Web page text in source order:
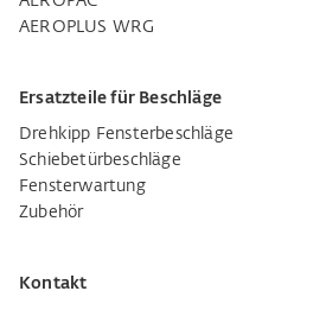
AEROPLUS WRG
Ersatzteile für Beschläge
Drehkipp Fensterbeschläge
Schiebetürbeschläge
Fensterwartung
Zubehör
Kontakt